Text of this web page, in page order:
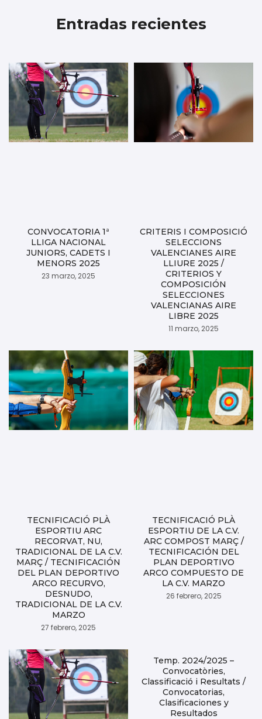
Entradas recientes
CONVOCATORIA 1ª
LLIGA NACIONAL
JUNIORS, CADETS I
MENORS 2025
23 marzo, 2025
CRITERIS I COMPOSICIÓ
SELECCIONS
VALENCIANES AIRE
LLIURE 2025 /
CRITERIOS Y
COMPOSICIÓN
SELECCIONES
VALENCIANAS AIRE
LIBRE 2025
11 marzo, 2025
TECNIFICACIÓ PLÀ
ESPORTIU ARC
RECORVAT, NU,
TRADICIONAL DE LA C.V.
MARÇ / TECNIFICACIÓN
DEL PLAN DEPORTIVO
ARCO RECURVO,
DESNUDO,
TRADICIONAL DE LA C.V.
MARZO
27 febrero, 2025
TECNIFICACIÓ PLÀ
ESPORTIU DE LA C.V.
ARC COMPOST MARÇ /
TECNIFICACIÓN DEL
PLAN DEPORTIVO
ARCO COMPUESTO DE
LA C.V. MARZO
26 febrero, 2025
Temp. 2024/2025 –
Convocatòries,
Classificació i Resultats /
Convocatorias,
Clasificaciones y
Resultados